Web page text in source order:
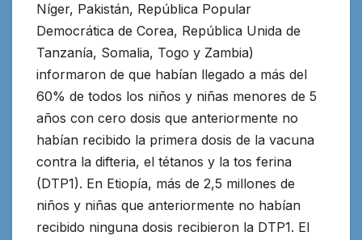
Níger, Pakistán, República Popular
Democrática de Corea, República Unida de
Tanzanía, Somalia, Togo y Zambia)
informaron de que habían llegado a más del
60% de todos los niños y niñas menores de 5
años con cero dosis que anteriormente no
habían recibido la primera dosis de la vacuna
contra la difteria, el tétanos y la tos ferina
(DTP1). En Etiopía, más de 2,5 millones de
niños y niñas que anteriormente no habían
recibido ninguna dosis recibieron la DTP1. El